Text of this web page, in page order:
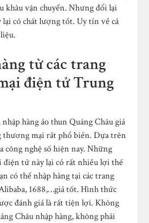
khâu vận chuyển. Nhưng đổi lại
lại có chất lượng tốt. Uy tín về cả
từ các trang
điện tử Trung
hàng áo thun Quảng Châu giá
thương mại rất phổ biến. Dựa trên
công nghệ số hiện nay. Những
điện tử này lại có rất nhiều lợi thế
có thể nhập hàng tại các trang
1688,…giá tốt. Hình thức
đánh giá là rất tiện lợi. Không
Châu nhập hàng, không phải